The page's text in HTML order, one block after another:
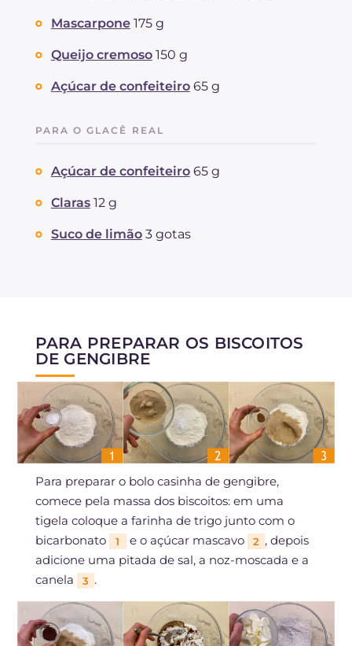
Mascarpone 175 g
Queijo cremoso 150 g
Açúcar de confeiteiro 65 g
PARA O GLACÊ REAL
Açúcar de confeiteiro 65 g
Claras 12 g
Suco de limão 3 gotas
PARA PREPARAR OS BISCOITOS
DE GENGIBRE
Para preparar o bolo casinha de gengibre,
comece pela massa dos biscoitos: em uma
tigela coloque a farinha de trigo junto com o
bicarbonato
1 e o açúcar mascavo 2 , depois
adicione uma pitada de sal, a noz-moscada e a
canela
3 .